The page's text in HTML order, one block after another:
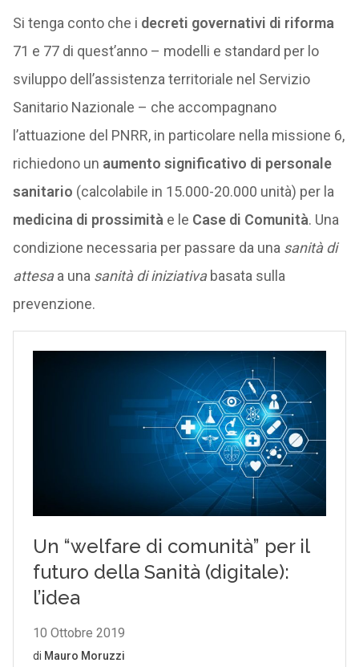
Si tenga conto che i decreti governativi di riforma
71 e 77 di quest’anno – modelli e standard per lo
sviluppo dell’assistenza territoriale nel Servizio
Sanitario Nazionale – che accompagnano
l’attuazione del PNRR, in particolare nella missione 6,
richiedono un aumento significativo di personale
sanitario (calcolabile in 15.000-20.000 unità) per la
medicina di prossimità e le Case di Comunità. Una
condizione necessaria per passare da una sanità di
attesaa una sanità di iniziativabasata sulla
prevenzione.